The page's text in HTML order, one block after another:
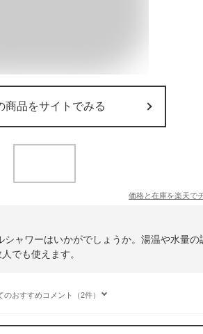
商品をサイトでみる
価格と在庫を楽天で
ャワーはいかがでしょうか。湯温や水量の
でも使えます。
のおすすめコメント（2件）